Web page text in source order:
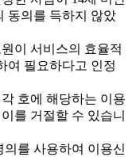
동의를 득하지 않았
이 서비스의 효율적
여 필요하다고 인정
호에 해당하는 이용
를 거절할 수 있습니
의를 사용하여 이용신